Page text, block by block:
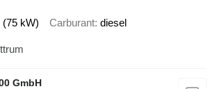
(75 kW) Carburant diesel
GmbH